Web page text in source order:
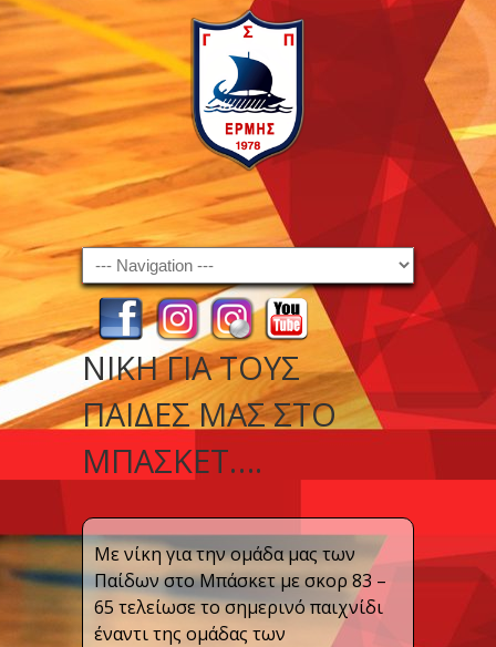
Navigation
ΝΊΚΗ ΓΙΑ ΤΟΥΣ
ΠΑΊΔΕΣ ΜΑΣ ΣΤΟ
ΜΠΆΣΚΕΤ….
Με νίκη για την ομάδα μας των
Παίδων στο Μπάσκετ με σκορ 83 –
65 τελείωσε το σημερινό παιχνίδι
έναντι της ομάδας των